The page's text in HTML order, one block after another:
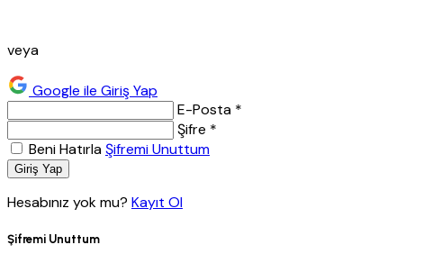
veya
Google ile Giriş Yap
E-Posta *
Şifre *
Beni HatırlaŞifremi Unuttum
Giriş Yap
Hesabınız yok mu? Kayıt Ol
Şifremi Unuttum